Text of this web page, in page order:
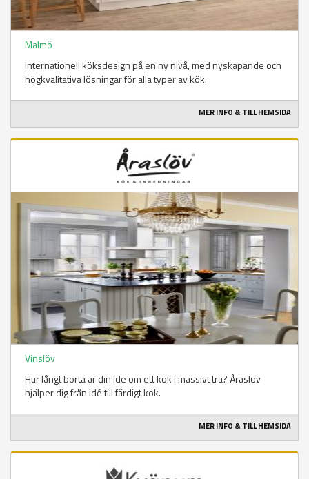
Malmö
Internationell köksdesign på en ny nivå, med nyskapande och
högkvalitativa lösningar för alla typer av kök.
MER INFO & TILL HEMSIDA
Vinslöv
Hur långt borta är din ide om ett kök i massivt trä? Åraslöv
hjälper dig från idé till färdigt kök.
MER INFO & TILL HEMSIDA